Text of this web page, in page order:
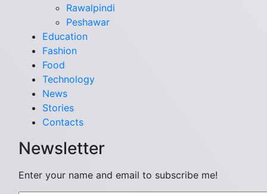
Rawalpindi
Peshawar
Education
Fashion
Food
Technology
News
Stories
Contacts
Newsletter
Enter your name and email to subscribe me!